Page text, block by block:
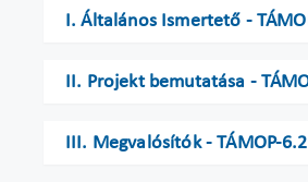
I. Általános Ismertető -
II. Projekt bemutatása -
III. Megvalósítók - TÁMOP-